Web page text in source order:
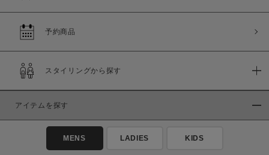
予約商品
スタイリングから探す
アイテムを探す
MENS LADIES KIDS